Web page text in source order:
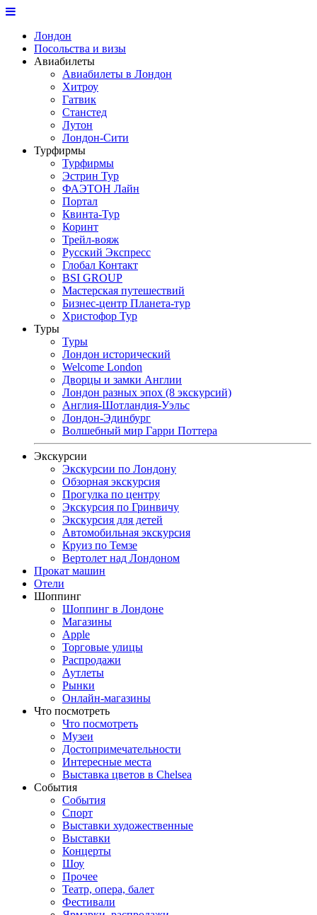
Лондон
Посольства и визы
Авиабилеты
Авиабилеты в Лондон
Хитроу
Гатвик
Станстед
Лутон
Лондон-Сити
Турфирмы
Турфирмы
Эстрин Тур
ФАЭТОН Лайн
Портал
Квинта-Тур
Коринт
Трейл-вояж
Русский Экспресс
Глобал Контакт
BSI GROUP
Мастерская путешествий
Бизнес-центр Планета-тур
Христофор Тур
Туры
Туры
Лондон исторический
Welcome London
Дворцы и замки Англии
Лондон разных эпох (8 экскурсий)
Англия-Шотландия-Уэльс
Лондон-Эдинбург
Волшебный мир Гарри Поттера
Экскурсии
Экскурсии по Лондону
Обзорная экскурсия
Прогулка по центру
Экскурсия по Гринвичу
Экскурсия для детей
Автомобильная экскурсия
Круиз по Темзе
Вертолет над Лондоном
Прокат машин
Отели
Шоппинг
Шоппинг в Лондоне
Магазины
Apple
Торговые улицы
Распродажи
Аутлеты
Рынки
Онлайн-магазины
Что посмотреть
Что посмотреть
Музеи
Достопримечательности
Интересные места
Выставка цветов в Chelsea
События
События
Спорт
Выставки художественные
Выставки
Концерты
Шоу
Прочее
Театр, опера, балет
Фестивали